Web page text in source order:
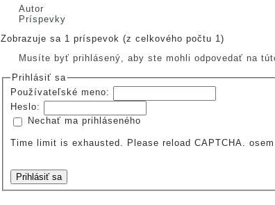
Autor
Príspevky
Zobrazuje sa 1 príspevok (z celkového počtu 1)
Musíte byť prihlásený, aby ste mohli odpovedať na
Prihlásiť sa
Používateľské meno:
Heslo:
Nechať ma prihláseného
Time limit is exhausted. Please reload CAPTCHA. osem
Prihlásiť sa